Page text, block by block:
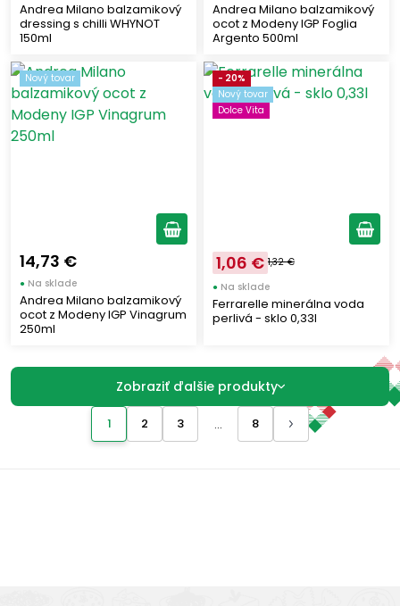
Andrea Milano balzamikový
dressing s chilli WHYNOT
150ml
Andrea Milano balzamikový
ocot z Modeny IGP Foglia
Argento 500ml
Nový tovar
14,73 €
● Na sklade
Andrea Milano balzamikový
ocot z Modeny IGP Vinagrum
250ml
- 20%
Nový tovar
Dolce Vita
1,06 € 1,32 €
● Na sklade
Ferrarelle minerálna voda
perlivá - sklo 0,33l
Zobraziť ďalšie produkty
1 2 3 ... 8